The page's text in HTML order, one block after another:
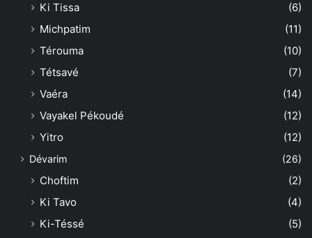
Ki Tissa
(6)
Michpatim
(11)
Térouma
(10)
Tétsavé
(7)
Vaéra
(14)
Vayakel Pékoudé
(12)
Yitro
(12)
Dévarim (26)
Choftim
(2)
Ki Tavo
(4)
Ki-Téssé
(5)